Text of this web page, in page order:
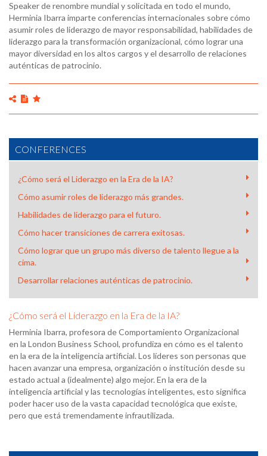
Speaker de renombre mundial y solicitada en todo el mundo,
Herminia Ibarra imparte conferencias internacionales sobre cómo
asumir roles de liderazgo de mayor responsabilidad, habilidades de
liderazgo para la transformación organizacional, cómo lograr una
mayor diversidad en los altos cargos y el desarrollo de relaciones
auténticas de patrocinio.
CONFERENCES
¿Cómo será el Liderazgo en la Era de la IA?
Cómo asumir roles de liderazgo más grandes.
Habilidades de liderazgo para el futuro.
Cómo hacer transiciones de carrera exitosas.
Cómo lograr que un grupo más diverso de talento llegue a la
cima.
Desarrollar relaciones auténticas de patrocinio.
¿Cómo será el Liderazgo en la Era de la IA?
Herminia Ibarra, profesora de Comportamiento Organizacional
en la London Business School, profundiza en cómo es el talento
en la era de la inteligencia artificial. Los líderes son personas que
hacen avanzar una empresa, organización o institución desde su
estado actual a (idealmente) algo mejor. En la era de la
inteligencia artificial y las tecnologías inteligentes, esto significa
poder hacer uso de la vasta capacidad tecnológica que existe,
pero que está tremendamente infrautilizada.